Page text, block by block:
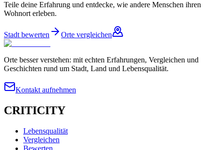
Teile deine Erfahrung und entdecke, wie andere Menschen ihren
Wohnort erleben.
Stadt bewerten Orte vergleichen
Orte besser verstehen: mit echten Erfahrungen, Vergleichen und
Geschichten rund um Stadt, Land und Lebensqualität.
Kontakt aufnehmen
CRITICITY
Lebensqualität
Vergleichen